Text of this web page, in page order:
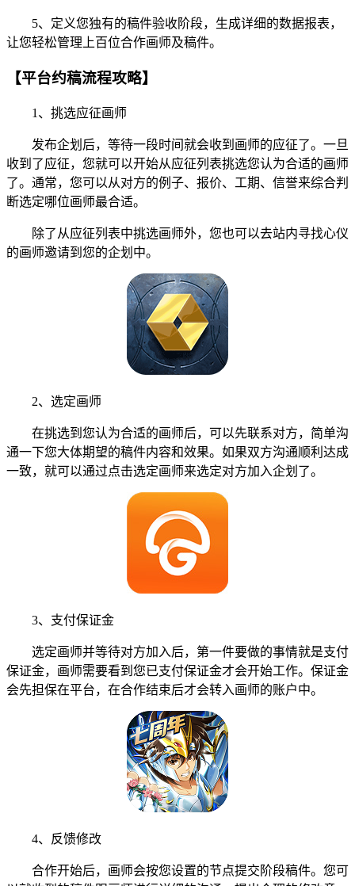
5、定义您独有的稿件验收阶段，生成详细的数据报表，
让您轻松管理上百位合作画师及稿件。
【平台约稿流程攻略】
1、挑选应征画师
发布企划后，等待一段时间就会收到画师的应征了。一旦
收到了应征，您就可以开始从应征列表挑选您认为合适的画师
了。通常，您可以从对方的例子、报价、工期、信誉来综合判
断选定哪位画师最合适。
除了从应征列表中挑选画师外，您也可以去站内寻找心仪
的画师邀请到您的企划中。
2、选定画师
在挑选到您认为合适的画师后，可以先联系对方，简单沟
通一下您大体期望的稿件内容和效果。如果双方沟通顺利达成
一致，就可以通过点击选定画师来选定对方加入企划了。
3、支付保证金
选定画师并等待对方加入后，第一件要做的事情就是支付
保证金，画师需要看到您已支付保证金才会开始工作。保证金
会先担保在平台，在合作结束后才会转入画师的账户中。
4、反馈修改
合作开始后，画师会按您设置的节点提交阶段稿件。您可